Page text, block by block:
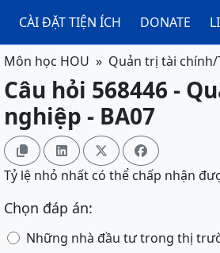
CÀI ĐẶT TIỆN ÍCH DONATE
Môn học HOU Quản trị tài chính/
Câu hỏi 568446 -
nghiệp - BA07
   
Tỷ lệ nhỏ nhất có thể chấp nhận
Chọn đáp án:
Những nhà đầu tư trong thị